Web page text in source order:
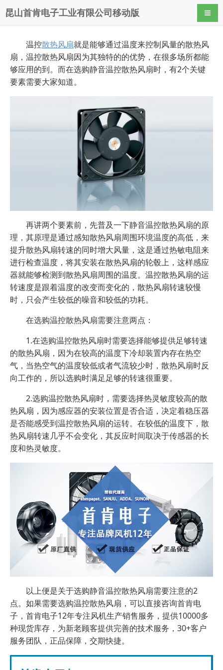
昆山首肯电子工业有限公司移动版 导航
温控散热风扇就是能够通过温度来控制风量的散热风
扇，温控散热风扇因为其独特的的优势，在很多场所都能
够应用的到。而在选购静音温控散热风扇时，有2个关键
要素需要大家知道。
再讲两个要素前，先普及一下静音温控散热风扇的原
理，其原理是通过感知散热风扇周围环境温度的高低，来
提升散热风扇转速的同时增大风量，这是通过热敏电阻来
进行检查温度，将其安装在散热风扇的轮毂上，这样感应
器就能够检测到散热风扇周围的温度。温控散热风扇的运
转速度是跟着温度的改变而变化的，散热风扇转速较慢
时，只会产生较低的噪音和较低的功耗。
在选购温控散热风扇需要注意两点：
1.在选购温控散热风扇时需要选择能够提供足够转速
的散热风扇，因为在较高的温度下冷却装置内存在热空
气，当热空气的温度较低或者气流较少时，散热风扇时反
向工作的，所以选购时满足足够的转速很重要。
2.选购温控散热风扇时，需要选择热灵敏度较高的散
热风扇，因为感应器的安装位置是否合适，决定着稳压器
是否能感受到温控散热风扇的运转。在较低的温度下，散
热风扇转速几乎不会变化，其反应时间取决于传感器的长
度和热灵敏度。
以上便是关于选购静音温控散热风扇需要注意的2
点。如果需要选购温控散热风扇，可以直接咨询首肯电
子，首肯电子12年专注风机生产销售服务，提供10000多
种现货库存，为新老顾客提供完善的技术服务，30+客户
服务团队，正品保障，交期快捷。